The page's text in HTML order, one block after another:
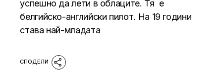
успешно да лети в облаците. Тя е
белгийско-английски пилот. На 19 години
става най-младата